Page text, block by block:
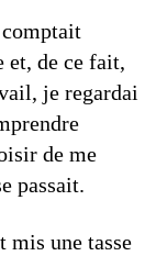
comptait
et, de ce fait,
je regardai
de me
passait.
mis une tasse